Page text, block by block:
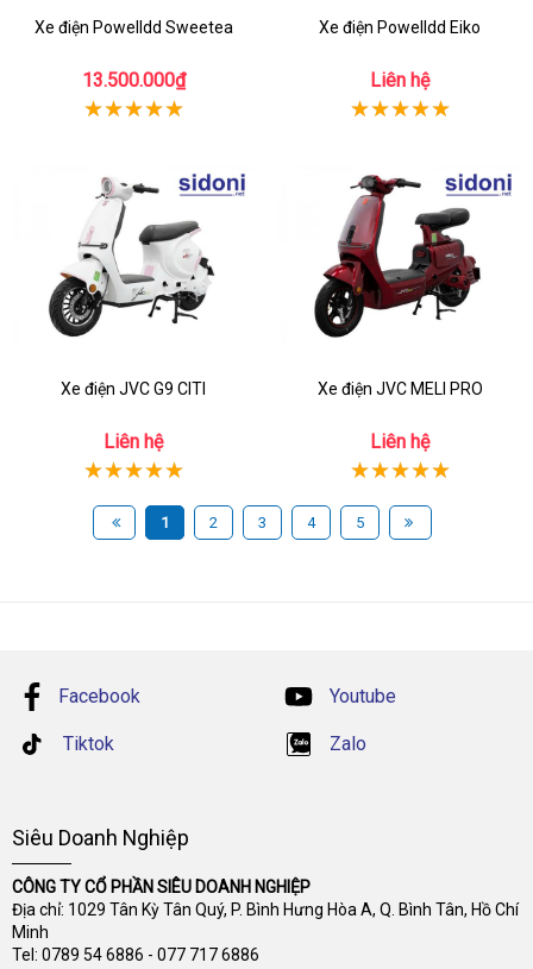
Xe điện Powelldd Sweetea
13.500.000₫
Xe điện Powelldd Eiko
Liên hệ
Xe điện JVC G9 CITI
Liên hệ
Xe điện JVC MELI PRO
Liên hệ
1 2 3 4 5
Facebook Youtube
Tiktok Zalo
Siêu Doanh Nghiệp
CÔNG TY CỔ PHẦN SIÊU DOANH NGHIỆP
Địa chỉ: 1029 Tân Kỳ Tân Quý, P. Bình Hưng Hòa A, Q. Bình Tân, Hồ Chí
Minh
Tel: 0789 54 6886 - 077 717 6886